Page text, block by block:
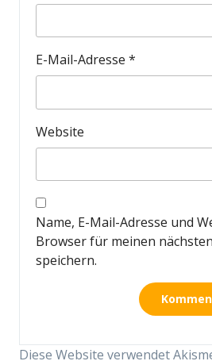
E-Mail-Adresse *
Website
Name, E-Mail-Adresse und
Browser für meinen
speichern.
Diese Website verwendet